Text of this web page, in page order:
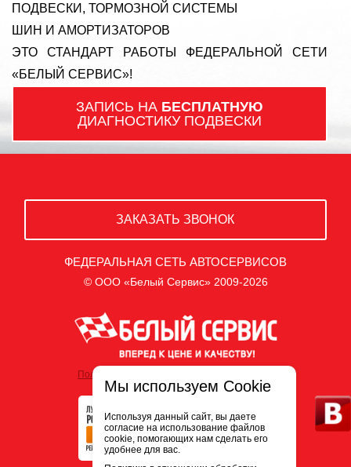
ПОДВЕСКИ, ТОРМОЗНОЙ СИСТЕМЫ
ШИН И АМОРТИЗАТОРОВ
ЭТО СТАНДАРТ РАБОТЫ ФЕДЕРАЛЬНОЙ СЕТИ
«БЕЛЫЙ СЕРВИС»!
ЗАПИСЬ НА БЕСПЛАТНУЮ
ДИАГНОСТИКУ ПОДВЕСКИ
ЗАКАЗАТЬ ЗВОНОК
ФЕДЕРАЛЬНАЯ СЕТЬ АВТОСЕРВИСОВ
© ООО «Белый Сервис» 2009-2026
Политика обработки персональных данных
Мы используем Cookie
Используя данный сайт, вы даете
согласие на использование файлов
cookie, помогающих нам сделать его
удобнее для вас.